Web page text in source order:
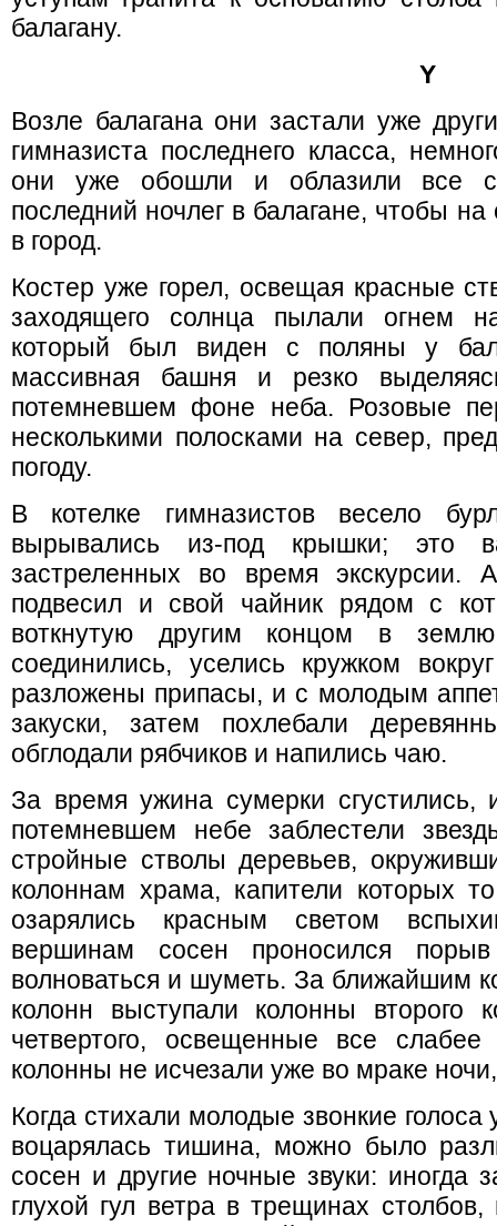
балагану.
Y
Возле балагана они застали уже
гимназиста последнего класса,
они уже обошли и облазили все
последний ночлег в балагане, чтобы
в город.
Костер уже горел, освещая красные
заходящего солнца пылали огнем
который был виден с поляны у
массивная башня и резко
потемневшем фоне неба. Розовые
несколькими полосками на север,
погоду.
В котелке гимназистов весело
вырывались из-под крышки; это
застреленных во время экскурсии.
подвесил и свой чайник рядом с
воткнутую другим концом в
соединились, уселись кружком
разложены припасы, и с молодым
закуски, затем похлебали
обглодали рябчиков и напились чаю.
За время ужина сумерки
потемневшем небе заблестели
стройные стволы деревьев,
колоннам храма, капители которых
озарялись красным светом
вершинам сосен проносился
волноваться и шуметь. За ближайшим
колонн выступали колонны второго
четвертого, освещенные все
колонны не исчезали уже во мраке
Когда стихали молодые звонкие голоса
воцарялась тишина, можно было
сосен и другие ночные звуки: иногда
глухой гул ветра в трещинах столбов,